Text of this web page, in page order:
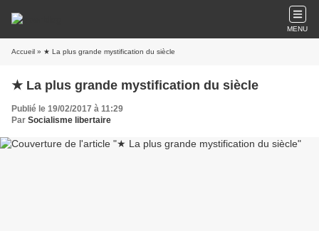
MENU
Accueil » ★ La plus grande mystification du siècle
★ La plus grande mystification du siècle
Publié le 19/02/2017 à 11:29
Par Socialisme libertaire